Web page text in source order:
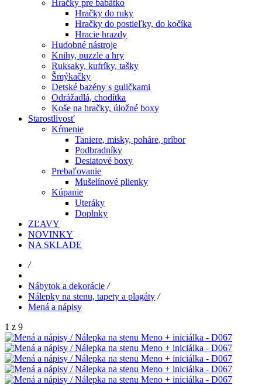
Hračky pre bábätko
Hračky do ruky
Hračky do postieľky, do kočíka
Hracie hrazdy
Hudobné nástroje
Knihy, puzzle a hry
Ruksaky, kufríky, tašky
Šmýkačky
Detské bazény s guličkami
Odrážadlá, chodítka
Koše na hračky, úložné boxy
Starostlivosť
Kŕmenie
Taniere, misky, poháre, príbor
Podbradníky
Desiatové boxy
Prebaľovanie
Mušelínové plienky
Kúpanie
Uteráky
Doplnky
ZĽAVY
NOVINKY
NA SKLADE
/
Nábytok a dekorácie /
Nálepky na stenu, tapety a plagáty /
Mená a nápisy
1 z 9